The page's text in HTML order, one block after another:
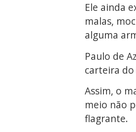
Ele ainda
malas,
alguma
Paulo de
carteira
Assim, o
meio não
flagrante.